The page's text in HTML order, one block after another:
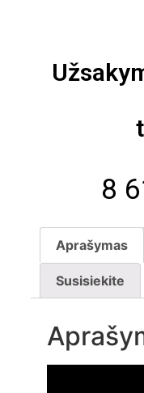
8
Aprašymas
Susisiekite